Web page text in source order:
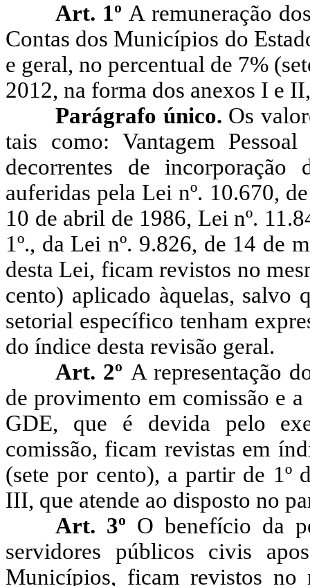
Art. 1º A remuneração
Contas dos Municípios do
e geral, no percentual de 7%
2012, na forma dos anexos I e
Parágrafo único. Os
tais como: Vantagem
decorrentes de
auferidas pela Lei nº. 10.670,
10 de abril de 1986, Lei nº.
1º., da Lei nº. 9.826, de 14 de
desta Lei, ficam revistos no
cento) aplicado àquelas, salvo
setorial específico tenham
do índice desta revisão geral.
Art. 2º A representação
de provimento em comissão e
GDE, que é devida pelo
comissão, ficam revistas em
(sete por cento), a partir de 1º
III, que atende ao disposto no
Art. 3º O benefício da
servidores públicos civis
Municípios, ficam revistos no